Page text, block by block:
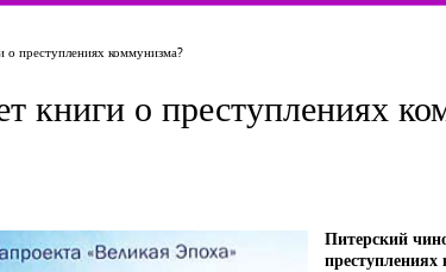
о преступлениях коммунизма?
книги о преступлениях
Питерский